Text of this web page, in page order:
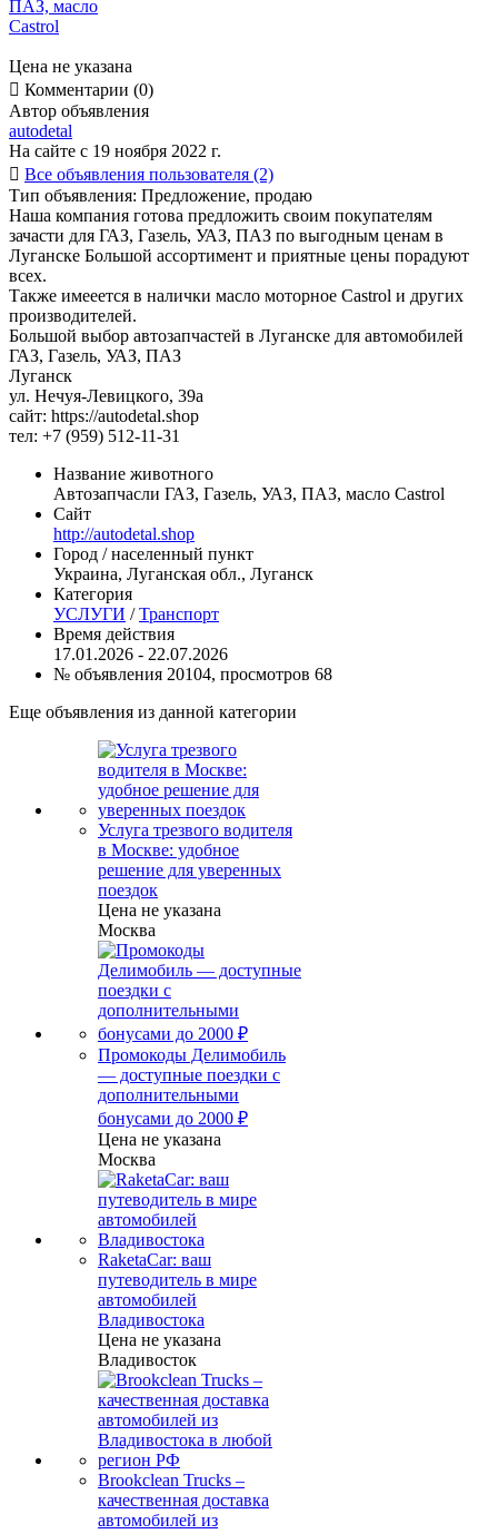
Цена не указана
 Комментарии (0)
Автор объявления
autodetal
На сайте с 19 ноября 2022 г.
 Все объявления пользователя (2)
Тип объявления: Предложение, продаю
Наша компания готова предложить своим покупателям
зачасти для ГАЗ, Газель, УАЗ, ПАЗ по выгодным ценам в
Луганске Большой ассортимент и приятные цены порадуют
всех.
Также имееется в налички масло моторное Castrol и других
производителей.
Большой выбор автозапчастей в Луганске для автомобилей
ГАЗ, Газель, УАЗ, ПАЗ
Луганск
ул. Нечуя-Левицкого, 39а
сайт: https://autodetal.shop
тел: +7 (959) 512-11-31
Название животного
Автозапчасли ГАЗ, Газель, УАЗ, ПАЗ, масло Castrol
Сайт
http://autodetal.shop
Город / населенный пункт
Украина, Луганская обл., Луганск
Категория
УСЛУГИ /Транспорт
Время действия
17.01.2026 - 22.07.2026
№ объявления 20104, просмотров 68
Еще объявления из данной категории
Услуга трезвого водителя
в Москве: удобное
решение для уверенных
поездок
Цена не указана
Москва
Промокоды Делимобиль
— доступные поездки с
дополнительными
бонусами до 2000 ₽
Цена не указана
Москва
RaketaCar: ваш
путеводитель в мире
автомобилей
Владивостока
Цена не указана
Владивосток
Brookclean Trucks –
качественная доставка
автомобилей из